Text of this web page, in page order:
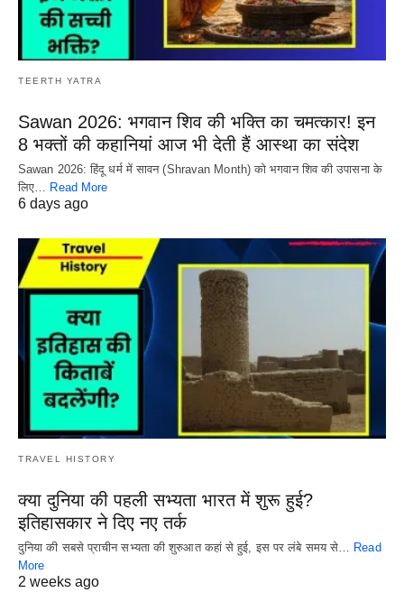
TEERTH YATRA
Sawan 2026: भगवान शिव की भक्ति का चमत्कार! इन
8 भक्तों की कहानियां आज भी देती हैं आस्था का संदेश
Sawan 2026: हिंदू धर्म में सावन (Shravan Month) को भगवान शिव की उपासना के
लिए… Read More
6 days ago
TRAVEL HISTORY
क्या दुनिया की पहली सभ्यता भारत में शुरू हुई?
इतिहासकार ने दिए नए तर्क
दुनिया की सबसे प्राचीन सभ्यता की शुरुआत कहां से हुई, इस पर लंबे समय से…
Read
More
2 weeks ago